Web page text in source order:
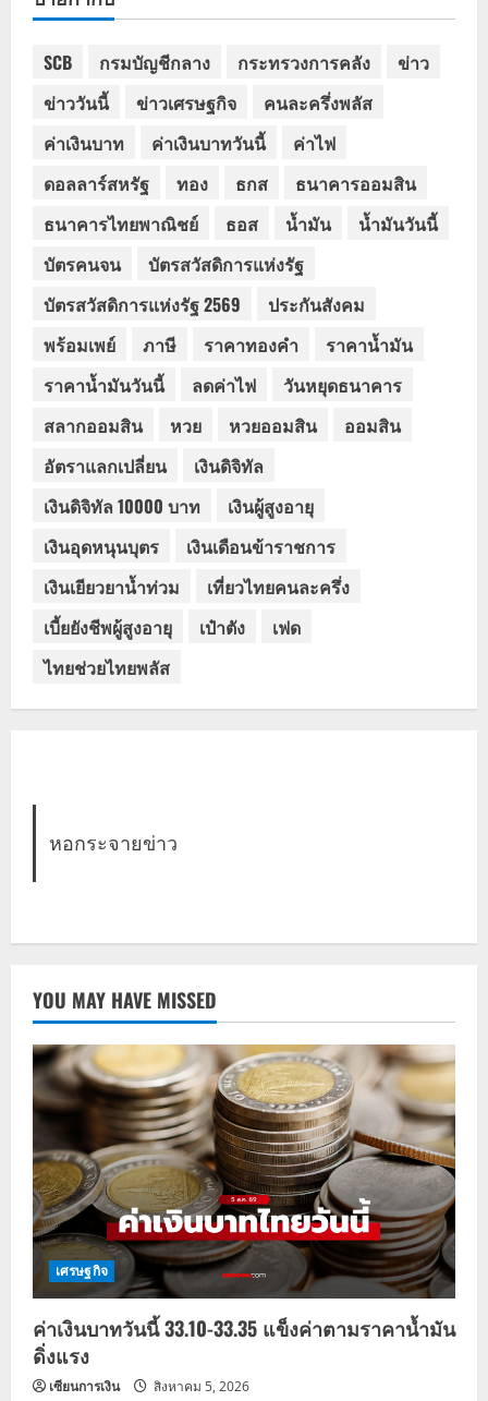
SCB กรมบัญชีกลาง กระทรวงการคลัง
ข่าว
ข่าววันนี้
ข่าวเศรษฐกิจ
คนละครึ่งพลัส
ค่าเงินบาท
ค่าเงินบาทวันนี้
ค่าไฟ
ดอลลาร์สหรัฐ
ทอง ธกส
ธนาคารออมสิน
ธนาคารไทยพาณิชย์
ธอส น้ำมัน
น้ำมันวันนี้
บัตรคนจน
บัตรสวัสดิการแห่งรัฐ
บัตรสวัสดิการแห่งรัฐ 2569
ประกันสังคม
พร้อมเพย์
ภาษี ราคาทองคำ
ราคาน้ำมัน
ราคาน้ำมันวันนี้
ลดค่าไฟ
วันหยุดธนาคาร
สลากออมสิน
หวย หวยออมสิน
ออมสิน
อัตราแลกเปลี่ยน
เงินดิจิทัล
เงินดิจิทัล 10000 บาท
เงินผู้สูงอายุ
เงินอุดหนุนบุตร
เงินเดือนข้าราชการ
เงินเยียวยาน้ำท่วม
เที่ยวไทยคนละครึ่ง
เบี้ยยังชีพผู้สูงอายุ
เป๋าตัง
เฟด
ไทยช่วยไทยพลัส
หอกระจายข่าว
YOU MAY HAVE MISSED
เศรษฐกิจ
ค่าเงินบาทวันนี้ 33.10-33.35 แข็งค่าตามราคาน้ำมัน
ดิ่งแรง
เซียนการเงิน สิงหาคม 5, 2026